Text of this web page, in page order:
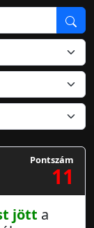
Pontszám
11
jött a